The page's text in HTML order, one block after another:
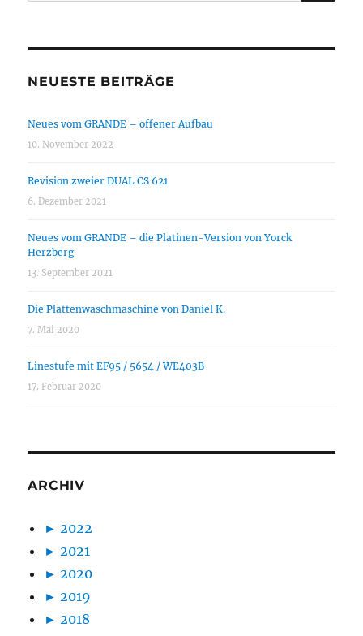
NEUESTE BEITRÄGE
Neues vom GRANDE – offener Aufbau
10. November 2022
Revision zweier DUAL CS 621
6. Dezember 2021
Neues vom GRANDE – die Platinen-Version von Yorck
Herzberg
13. September 2021
Die Plattenwaschmaschine von Daniel K.
7. Mai 2020
Linestufe mit EF95 / 5654 / WE403B
17. Februar 2020
ARCHIV
►2022
►2021
►2020
►2019
►2018